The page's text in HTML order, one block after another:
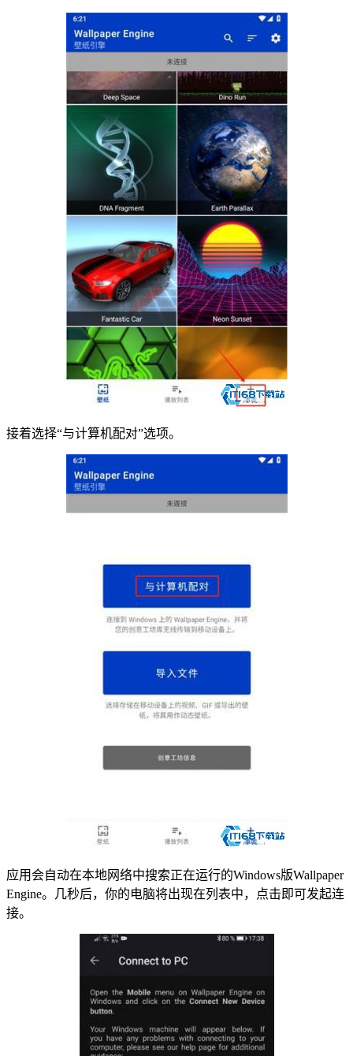
接着选择“与计算机配对”选项。
应用会自动在本地网络中搜索正在运行的Windows版Wallpaper
Engine。几秒后，你的电脑将出现在列表中，点击即可发起连
接。